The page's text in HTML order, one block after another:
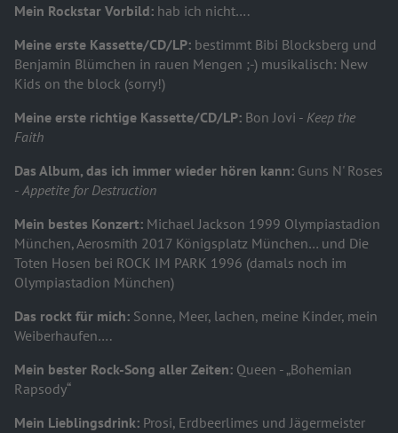
Mein Rockstar Vorbild: hab ich nicht….
Meine erste Kassette/CD/LP: bestimmt Bibi Blocksberg und
Benjamin Blümchen in rauen Mengen ;-) musikalisch: New
Kids on the block (sorry!)
Meine erste richtige Kassette/CD/LP: Bon Jovi - Keep the
Faith
Das Album, das ich immer wieder hören kann: Guns N' Roses
- Appetite for Destruction
Mein bestes Konzert: Michael Jackson 1999 Olympiastadion
München, Aerosmith 2017 Königsplatz München… und Die
Toten Hosen bei ROCK IM PARK 1996 (damals noch im
Olympiastadion München)
Das rockt für mich: Sonne, Meer, lachen, meine Kinder, mein
Weiberhaufen….
Mein bester Rock-Song aller Zeiten: Queen - „Bohemian
Rapsody“
Mein Lieblingsdrink: Prosi, Erdbeerlimes und Jägermeister